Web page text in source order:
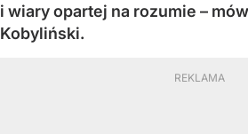
i wiary opartej na rozumie –
Kobyliński.